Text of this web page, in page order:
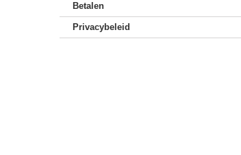
Betalen
Privacybeleid